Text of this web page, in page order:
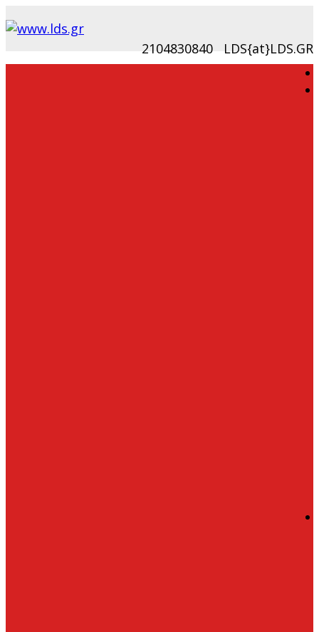
2104830840 LDS{at}LDS.GR